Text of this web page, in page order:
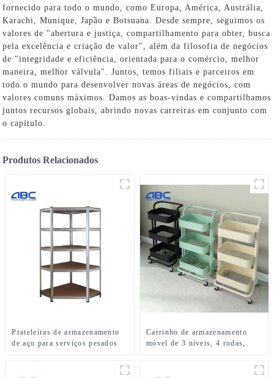
fornecido para todo o mundo, como Europa, América, Austrália,
Karachi, Munique, Japão e Botsuana. Desde sempre, seguimos os
valores de "abertura e justiça, compartilhamento para obter, busca
pela excelência e criação de valor", além da filosofia de negócios
de "integridade e eficiência, orientada para o comércio, melhor
maneira, melhor válvula". Juntos, temos filiais e parceiros em
todo o mundo para desenvolver novas áreas de negócios, com
valores comuns máximos. Damos as boas-vindas e compartilhamos
juntos recursos globais, abrindo novas carreiras em conjunto com
o capítulo.
Produtos Relacionados
Prateleiras de armazenamento
de aço para serviços pesados
Carrinho de armazenamento
móvel de 3 níveis, 4 rodas,